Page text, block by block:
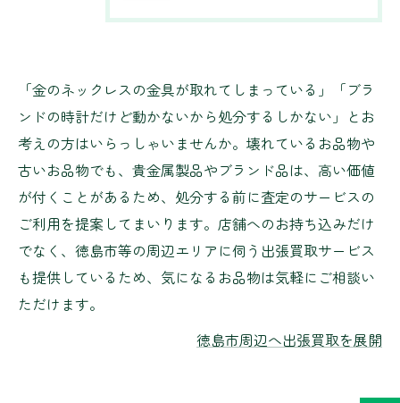
「金のネックレスの金具が取れてしまっている」「ブラ
ンドの時計だけど動かないから処分するしかない」とお
考えの方はいらっしゃいませんか。壊れているお品物や
古いお品物でも、貴金属製品やブランド品は、高い価値
が付くことがあるため、処分する前に査定のサービスの
ご利用を提案してまいります。店舗へのお持ち込みだけ
でなく、徳島市等の周辺エリアに伺う出張買取サービス
も提供しているため、気になるお品物は気軽にご相談い
ただけます。
徳島市周辺へ出張買取を展開